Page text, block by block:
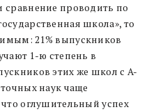
сравнение проводить по
школа», то
21% выпускников
1-ю степень в
этих же школ с A-
наук чаще
оглушительный успех